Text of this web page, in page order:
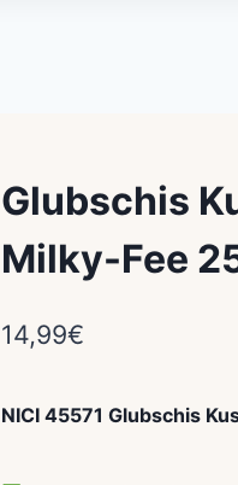
Glubschis
Milky-Fee
14,99€
NICI 45571 Glubschis